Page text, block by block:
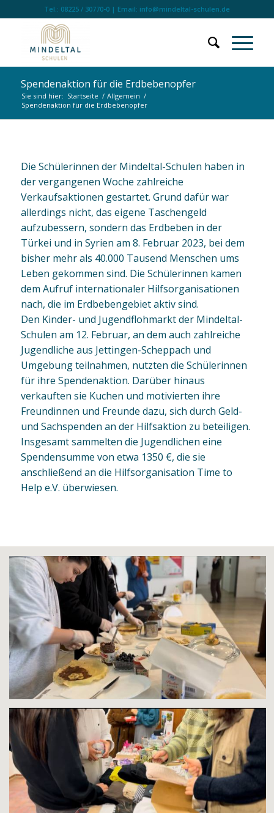
Tel.: 08225 / 30770-0 | Email: info@mindeltal-schulen.de
Spendenaktion für die Erdbebenopfer
Sie sind hier: Startseite / Allgemein /
Spendenaktion für die Erdbebenopfer
Die Schülerinnen der Mindeltal-Schulen haben in
der vergangenen Woche zahlreiche
Verkaufsaktionen gestartet. Grund dafür war
allerdings nicht, das eigene Taschengeld
aufzubessern, sondern das Erdbeben in der
Türkei und in Syrien am 8. Februar 2023, bei dem
bisher mehr als 40.000 Tausend Menschen ums
Leben gekommen sind. Die Schülerinnen kamen
dem Aufruf internationaler Hilfsorganisationen
nach, die im Erdbebengebiet aktiv sind.
Den Kinder- und Jugendflohmarkt der Mindeltal-
Schulen am 12. Februar, an dem auch zahlreiche
Jugendliche aus Jettingen-Scheppach und
Umgebung teilnahmen, nutzten die Schülerinnen
für ihre Spendenaktion. Darüber hinaus
verkauften sie Kuchen und motivierten ihre
Freundinnen und Freunde dazu, sich durch Geld-
und Sachspenden an der Hilfsaktion zu beteiligen.
Insgesamt sammelten die Jugendlichen eine
Spendensumme von etwa 1350 €, die sie
anschließend an die Hilfsorganisation Time to
Help e.V. überwiesen.